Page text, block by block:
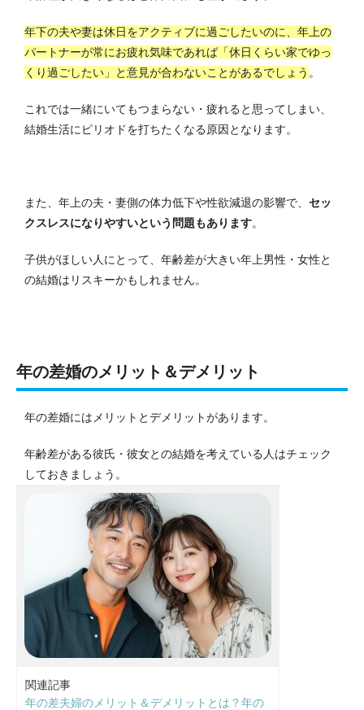
年下の夫や妻は休日をアクティブに過ごしたいのに、年上の
パートナーが常にお疲れ気味であれば「休日くらい家でゆっ
くり過ごしたい」と意見が合わないことがあるでしょう 。
これでは一緒にいてもつまらない・疲れると思ってしまい、
結婚生活にピリオドを打ちたくなる原因となります。
また、年上の夫・妻側の体力低下や性欲減退の影響で、 セッ
クスレスになりやすいという問題もあります。
子供がほしい人にとって、年齢差が大きい年上男性・女性と
の結婚はリスキーかもしれません。
年の差婚のメリット＆デメリット
年の差婚にはメリットとデメリットがあります。
年齢差がある彼氏・彼女との結婚を考えている人はチェック
しておきましょう。
関連記事
年の差夫婦のメリット＆デメリットとは？年の